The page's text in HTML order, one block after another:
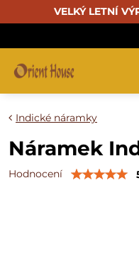
VELKÝ LETNÍ
Indické náramky
Náramek
Hodnocení